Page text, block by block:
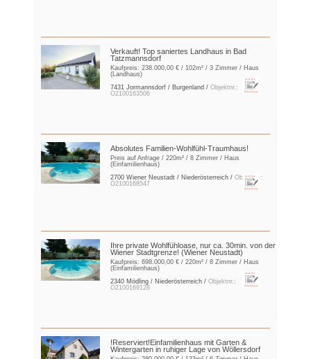
Verkauft! Top saniertes Landhaus in Bad
Tatzmannsdorf
Kaufpreis: 238.000,00 € / 102m² / 3 Zimmer / Haus
(Landhaus)
7431 Jormannsdorf / Burgenland / Objektnr.:
O2100163506
Absolutes Familien-Wohlfühl-Traumhaus!
Preis auf Anfrage / 220m² / 8 Zimmer / Haus
(Einfamilienhaus)
2700 Wiener Neustadt / Niederösterreich / Objektnr.:
O2100168547
Ihre private Wohlfühloase, nur ca. 30min. von der
Wiener Stadtgrenze! (Wiener Neustadt)
Kaufpreis: 698.000,00 € / 220m² / 8 Zimmer / Haus
(Einfamilienhaus)
2340 Mödling / Niederösterreich / Objektnr.:
O2100169128
!Reserviert!Einfamilienhaus mit Garten &
Wintergarten in ruhiger Lage von Wöllersdorf